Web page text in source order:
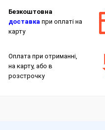
Безкоштовна
доставка при оплаті на
карту
Оплата при отриманні,
на карту, або в
розстрочку